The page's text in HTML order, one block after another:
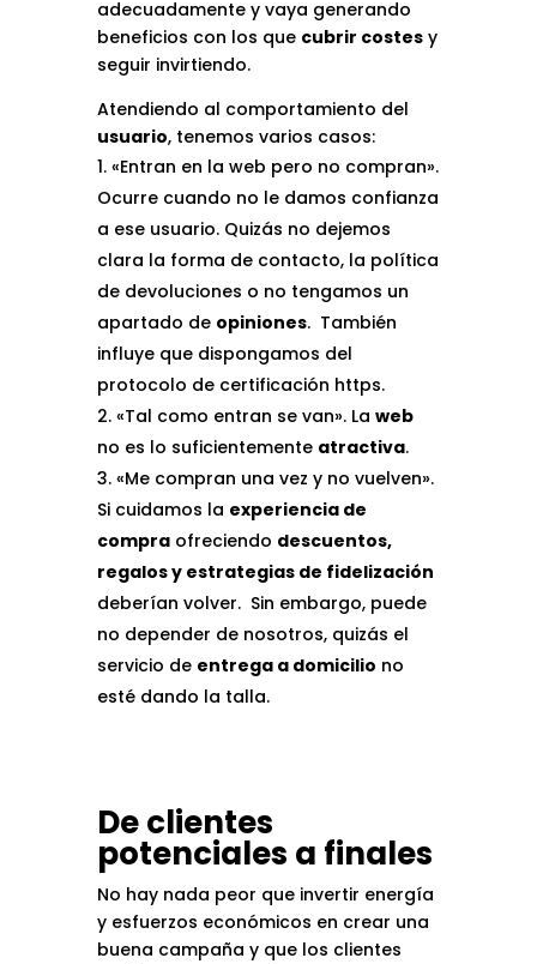
adecuadamente y vaya generando
beneficios con los que cubrir costesy
seguir invirtiendo.
Atendiendo al comportamiento del
usuario, tenemos varios casos:
«Entran en la web pero no compran».
Ocurre cuando no le damos confianza
a ese usuario. Quizás no dejemos
clara la forma de contacto, la política
de devoluciones o no tengamos un
apartado de opiniones. También
influye que dispongamos del
protocolo de certificación https.
«Tal como entran se van». La web
no es lo suficientemente atractiva.
«Me compran una vez y no vuelven».
Si cuidamos la experiencia de
compraofreciendo descuentos,
regalos y estrategias de fidelización
deberían volver. Sin embargo, puede
no depender de nosotros, quizás el
servicio de entrega a domicilio no
esté dando la talla.
De clientes
potenciales a finales
No hay nada peor que invertir energía
y esfuerzos económicos en crear una
buena campaña y que los clientes